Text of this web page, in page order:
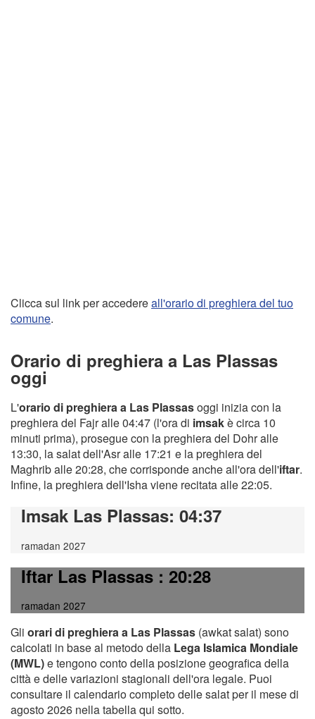
Clicca sul link per accedereall'orario di preghiera del tuo
comune.
Orario di preghiera a Las Plassas
oggi
L'orario di preghiera a Las Plassasoggi inizia con la
preghiera del Fajr alle 04:47 (l'ora di imsakè circa 10
minuti prima), prosegue con la preghiera del Dohr alle
13:30, la salat dell'Asr alle 17:21 e la preghiera del
Maghrib alle 20:28, che corrisponde anche all'ora dell'iftar.
Infine, la preghiera dell'Isha viene recitata alle 22:05.
Imsak Las Plassas: 04:37
ramadan 2027
Iftar Las Plassas: 20:28
ramadan 2027
Gli orari di preghiera a Las Plassas (awkat salat) sono
calcolati in base al metodo della Lega Islamica Mondiale
(MWL)e tengono conto della posizione geografica della
città e delle variazioni stagionali dell'ora legale. Puoi
consultare il calendario completo delle salat per il mese di
agosto 2026 nella tabella qui sotto.